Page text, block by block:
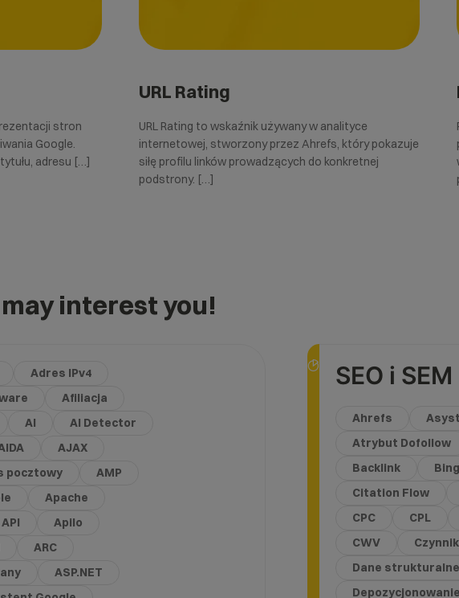
stron
Google.
adresu […]
URL Rating
URL Rating to wskaźnik używany w analityce
internetowej, stworzony przez Ahrefs, który pokazuje
siłę profilu linków prowadzących do konkretnej
podstrony. […]
interest you!
Adres IPv4
Afiliacja
AI
AI Detector
AJAX
pocztowy
AMP
Apache
API
Apilo
ARC
ASP.NET
SEO i SEM
Ahrefs
Atrybut Dofollow
Backlink
Citation Flow
CPC
CPL
CWV
Dane